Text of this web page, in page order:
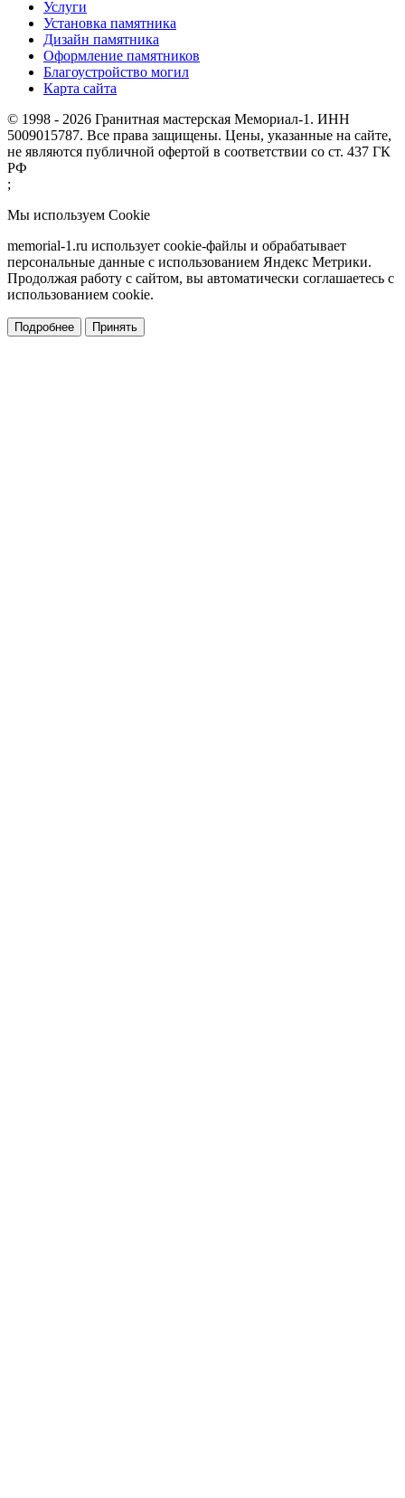
Услуги
Установка памятника
Дизайн памятника
Оформление памятников
Благоустройство могил
Карта сайта
© 1998 - 2026 Гранитная мастерская Мемориал-1. ИНН
5009015787. Все права защищены. Цены, указанные на сайте,
не являются публичной офертой в соответствии со ст. 437 ГК
РФ
;
Мы используем Cookie
memorial-1.ru использует cookie-файлы и обрабатывает
персональные данные с использованием Яндекс Метрики.
Продолжая работу с сайтом, вы автоматически соглашаетесь с
использованием cookie.
Подробнее Принять